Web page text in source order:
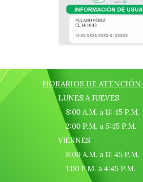
HORARIOS DE ATENCIÓN:
LUNES A JUEVES
8:00 A.M. a 11: 45 P.M.
2:00 P.M. a 5:45 P.M.
VIERNES
8:00 A.M. a 11: 45 P.M.
1:00 P.M. a 4:45 P.M.